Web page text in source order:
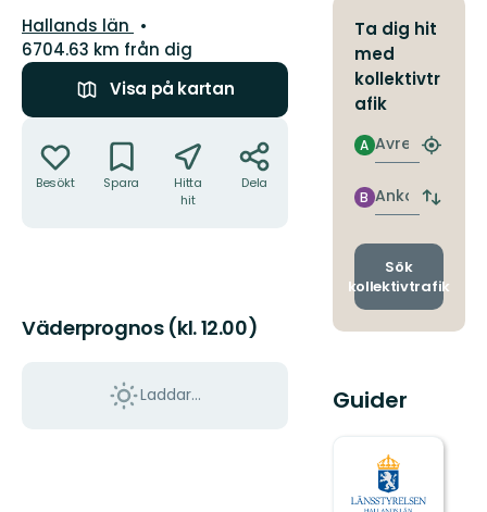
Län:
Hallands län
6704.63 km från dig
Visa på kartan
Besökt Spara
Hitta
hit
Dela
Väderprognos (kl. 12.00)
Laddar...
Ta dig hit
med
kollektivtr
afik
Avresa
A
Hitta
Ankomst
B
Byt
och
Sök
kollektivtrafik
Guider